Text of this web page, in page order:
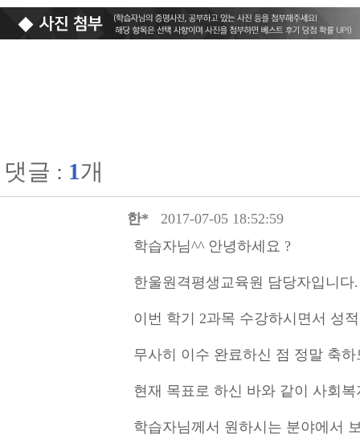
댓글 : 1개
한*
2017-07-05 18:52:59
학습자님^^ 안녕하세요 ?
한울원격평생교육원 담당자입니다.
이번 학기 2과목 수강하시면서 성
무사히 이수 완료하신 점 정말 축하
현재 목표로 하신 바와 같이 사회
학습자님께서 원하시는 분야에서